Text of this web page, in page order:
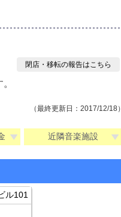
閉店・移転の報告はこちら
（最終更新日：2017/12/18）
近隣音楽施設
ル101